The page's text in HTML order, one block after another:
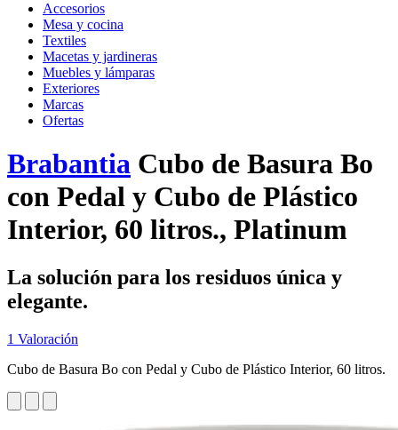
Accesorios
Mesa y cocina
Textiles
Macetas y jardineras
Muebles y lámparas
Exteriores
Marcas
Ofertas
Brabantia Cubo de Basura Bo
con Pedal y Cubo de Plástico
Interior, 60 litros., Platinum
La solución para los residuos única y
elegante.
1 Valoración
Cubo de Basura Bo con Pedal y Cubo de Plástico Interior, 60 litros.